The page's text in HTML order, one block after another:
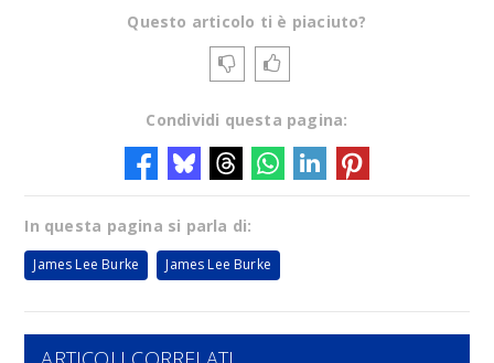
Questo articolo ti è piaciuto?
Condividi questa pagina:
In questa pagina si parla di:
James Lee Burke James Lee Burke